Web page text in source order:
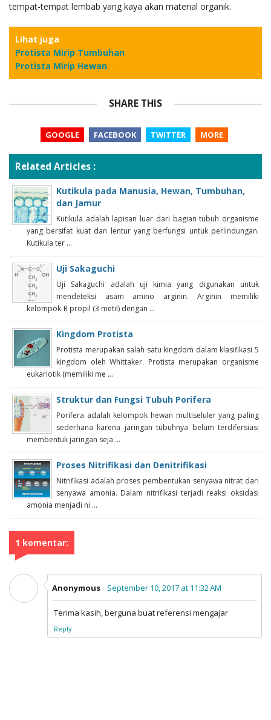
tempat-tempat lembab yang kaya akan material organik.
Lihat juga
Protista Mirip Tumbuhan
Protista Mirip Hewan
SHARE THIS
GOOGLE FACEBOOK TWITTER MORE
Related Articles :
Kutikula pada Manusia, Hewan, Tumbuhan,
dan Jamur
Kutikula adalah lapisan luar dari bagian tubuh organisme
yang bersifat kuat dan lentur yang berfungsi untuk perlindungan.
Kutikula ter ...
Uji Sakaguchi
Uji Sakaguchi adalah uji kimia yang digunakan untuk
mendeteksi asam amino arginin. Arginin memiliki
kelompok-R propil (3 metil) dengan ...
Kingdom Protista
Protista merupakan salah satu kingdom dalam klasifikasi 5
kingdom oleh Whittaker. Protista merupakan organisme
eukariotik (memiliki me ...
Struktur dan Fungsi Tubuh Porifera
Porifera adalah kelompok hewan multiseluler yang paling
sederhana karena jaringan tubuhnya belum terdifersiasi
membentuk jaringan seja ...
Proses Nitrifikasi dan Denitrifikasi
Nitrifikasi adalah proses pembentukan senyawa nitrat dari
senyawa amonia. Dalam nitrifikasi terjadi reaksi oksidasi
amonia menjadi ni ...
1 komentar:
Anonymous September 10, 2017 at 11:32 AM
Terima kasih, berguna buat referensi mengajar
Reply